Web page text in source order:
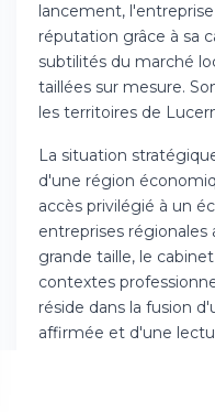
lancement,
réputation grâce à sa
subtilités du marché
taillées sur mesure.
les territoires de
La situation
d'une région
accès privilégié à un
entreprises
grande taille, le
contextes
réside dans la fusion
affirmée et d'une